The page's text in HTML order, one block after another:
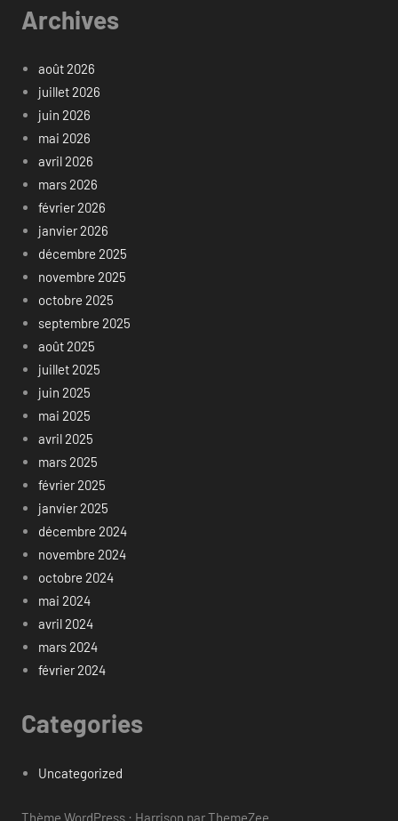
Archives
août 2026
juillet 2026
juin 2026
mai 2026
avril 2026
mars 2026
février 2026
janvier 2026
décembre 2025
novembre 2025
octobre 2025
septembre 2025
août 2025
juillet 2025
juin 2025
mai 2025
avril 2025
mars 2025
février 2025
janvier 2025
décembre 2024
novembre 2024
octobre 2024
mai 2024
avril 2024
mars 2024
février 2024
Categories
Uncategorized
Thème WordPress : Harrison par ThemeZee.